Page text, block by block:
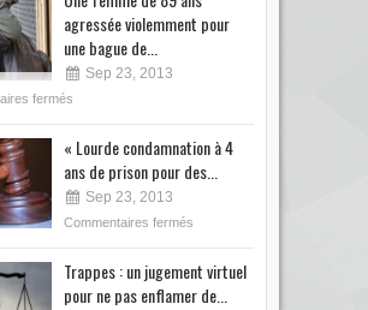
agressée violemment pour
une bague de...
Sep 23, 2013
fermés
« Lourde condamnation à 4
ans de prison pour des...
Sep 23, 2013
Commentaires fermés
Trappes : un jugement virtuel
pour ne pas enflamer de...